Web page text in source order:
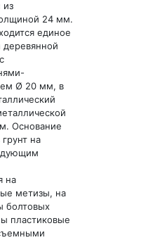
из
24 мм.
единое
Ø 20 мм, в
Основание
на
на
метизы, на
болтовых
пластиковые